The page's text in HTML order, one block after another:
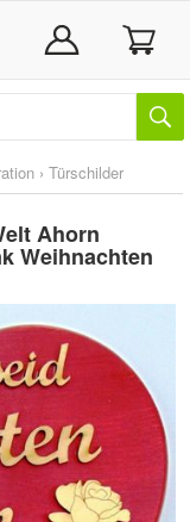
› Türschilder
Ahorn
Weihnachten